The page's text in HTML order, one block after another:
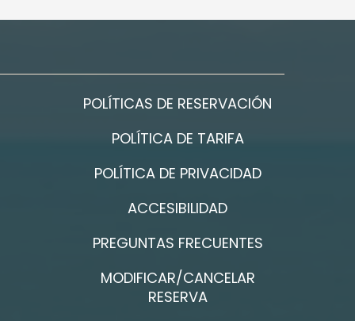
POLÍTICAS DE RESERVACIÓN
POLÍTICA DE TARIFA
POLÍTICA DE PRIVACIDAD
ACCESIBILIDAD
PREGUNTAS FRECUENTES
MODIFICAR/CANCELAR
RESERVA